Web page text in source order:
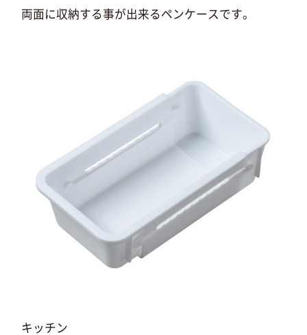
両面に収納する事が出来るペンケースです。
キッチン